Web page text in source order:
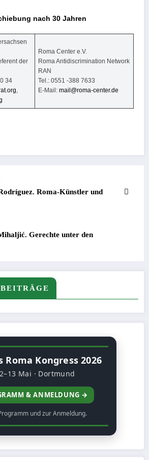
nach 30 Jahren
der
34
,
Roma Center e.V.
Roma Antidiscrimination Network
RAN
Tel.: 0551 -388 7633
E-Mail: mail@roma-center.de
Roma-Künstler und
Gerechte unter den
Roma Kongress 2026
Mai · Dortmund
& ANMELDUNG →
und zur Anmeldung.